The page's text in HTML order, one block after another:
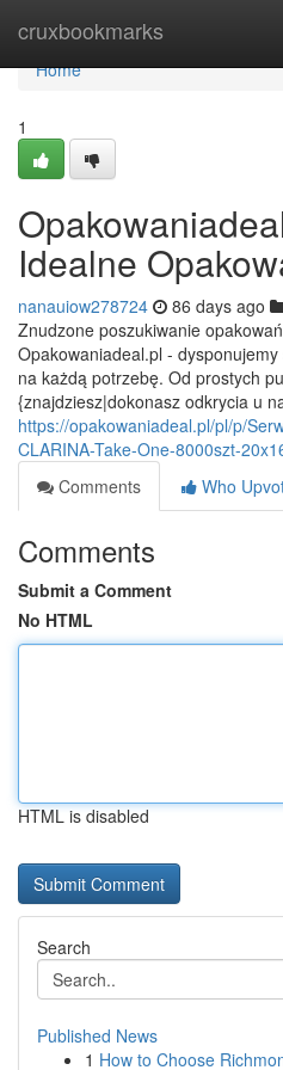
cruxbookmarks
Home
Home
1
Idealne
nanauiow278724 86 days ago
Znudzone poszukiwanie
Opakowaniadeal.pl -
na każdą potrzebę. Od prostych
{znajdziesz|dokonasz odkrycia u
https://opakowaniadeal.pl/pl/p/
CLARINA-Take-One-8000szt-
Comments
Who
Comments
Submit a Comment
No HTML
HTML is disabled
Search
Published News
1 How to Choose